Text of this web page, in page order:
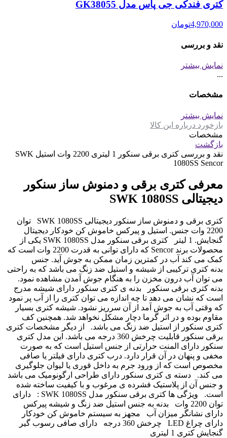
کتری فندکی جی پاس مدل GK38055
4,970,000تومان
نقد و بررسی
نمایش بیشتر
...
مشخصات
نمایش بیشتر
بازخورد درباره این کالا
مشخصات
بازگشت
نقد و بررسی
کتری برقی سنکور 1 لیتری 2200 وات استیل SWK
1080SS Sencor
معرفی کتری برقی و دمنوش ساز سنکور
دیجیتالی SWK 1080SS
کتری برقی و دمنوش ساز سنکور دیجیتالی SWK 1080SS توان
2200 وات جنس. استیل و پیرکس خاموش کن خودکار دیجیتال
گنجایش. 1 لیتر کتری برقی سنکور مدل SWK 1080SS یکی از
محصولات برند Sencor که دارای توانی به قدرت 2200 وات است که
کمک می کند آب در کمترین زمان ممکن به جوش آید. جنس
بدنه کتری ترکیبی از شیشه و استیل ضد زنگ می باشد که به راحتی
می توان آب درون مخزن را به هنگام جوش آمدن مشاهده نمود.
بدنه کتری برقی سنکور بدنه ی کتری سنکور دارای شیشه مدرج
است که نشان می دهد تا چه اندازه می توان کتری را از آب پر نمود
که وقتی آب به جوش آمد از آن سرریز نشود. شیشه کتری بسیار
مقاوم بوده و در اثر گرما دچار مشکل نخواهد شد. همچنین کف
کتری سنکور از استیل ضد زنگ می باشد. از دیگر مشخصات کتری
برقی سنکور قابلیت چرخش 360 درجه می باشد. این مدل کتری
سنکور دارای المنت حرارتی از جنس استیل است که به صورت
مخفی و پنهان در آن قرار دارد. درب کتری دارای فیلتر یا صافی
مخصوص است که از ورود جرم به داخل قوری یا لیوان جلوگیری
می کند. دسته ی کتری سنکور دارای طراحی ارگونومیک می باشد
و جنس آن از پلاستیک فشرده ی مرغوب و با کیفیت ساخته شده
است. ویژگی ها کتری برقی سنکور مدل SWK 1080SS : دارای
توان 2200 وات بدنه به جنس استیل ضد زنگ و شیشه پیرکس
دارای نشانگر میزان آب مجهز به سیستم خاموش کن خودکار
دارای چراغ LED چرخش 360 درجه دارای صافی رسوب گیر
گنجایش کتری 1 لیتری